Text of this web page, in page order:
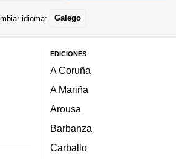
idioma: Galego
EDICIONES
A Coruña
A Mariña
Arousa
Barbanza
Carballo